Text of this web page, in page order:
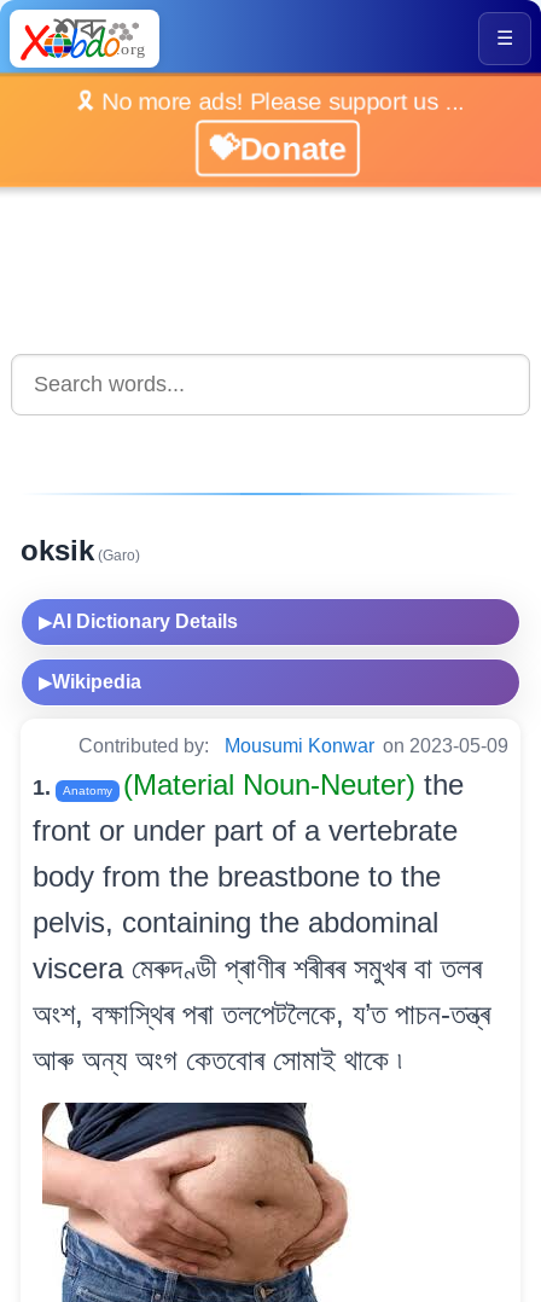
☰
🎗️ No more ads! Please support us ...
💝Donate
oksik (Garo)
▶AI Dictionary Details
▶Wikipedia
Contributed by: Mousumi Konwar on 2023-05-09
1. Anatomy (Material Noun-Neuter) the
front or under part of a vertebrate
body from the breastbone to the
pelvis, containing the abdominal
viscera মেৰুদণ্ডী প্ৰাণীৰ শৰীৰৰ সমুখৰ বা তলৰ
অংশ, বক্ষাস্থিৰ পৰা তলপেটলৈকে, য’ত পাচন-তন্ত্ৰ
আৰু অন্য অংগ কেতবোৰ সোমাই থাকে ৷